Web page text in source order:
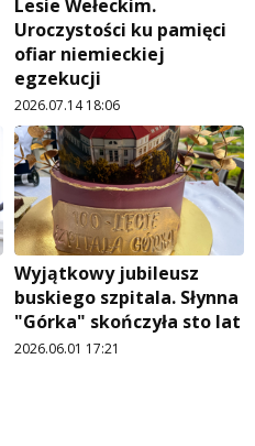
Lesie Wełeckim.
Uroczystości ku pamięci
ofiar niemieckiej
egzekucji
2026.07.14 18:06
Wyjątkowy jubileusz
buskiego szpitala. Słynna
"Górka" skończyła sto lat
2026.06.01 17:21